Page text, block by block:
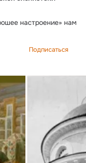
настроение» нам
Подписаться